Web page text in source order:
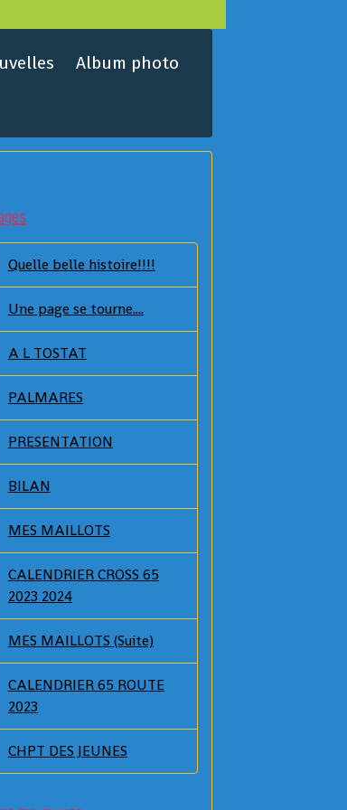
Album photo
Quelle belle histoire!!!!
Une page se tourne....
A L TOSTAT
PALMARES
PRESENTATION
BILAN
MES MAILLOTS
CALENDRIER CROSS 65
2023 2024
MES MAILLOTS (Suite)
CALENDRIER 65 ROUTE
2023
CHPT DES JEUNES